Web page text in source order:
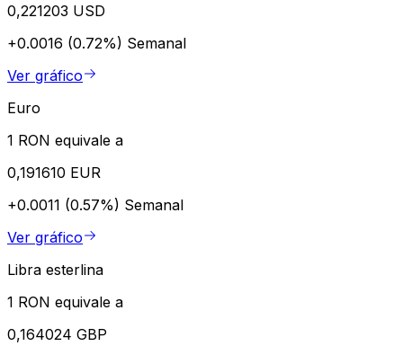
0,221203 USD
+0.0016 (0.72%) Semanal
Ver gráfico
Euro
1 RON equivale a
0,191610 EUR
+0.0011 (0.57%) Semanal
Ver gráfico
Libra esterlina
1 RON equivale a
0,164024 GBP